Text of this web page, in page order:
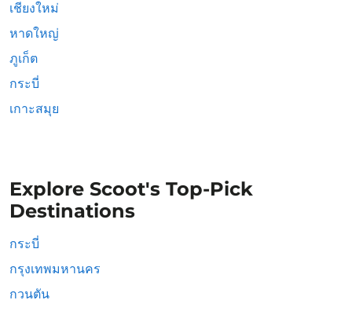
เชียงใหม่
หาดใหญ่
ภูเก็ต
กระบี่
เกาะสมุย
Explore Scoot's Top-Pick
Destinations
กระบี่
กรุงเทพมหานคร
กวนตัน